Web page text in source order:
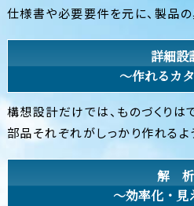
仕様書や必要要件を元に、製品
詳細設
〜作れるカ
構想設計だけでは、ものづくりは
部品それぞれがしっかり作れるよ
解 析
〜効率化・見